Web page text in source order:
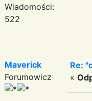
Wiadomości:
522
Maverick
Forumowicz
Re:
«